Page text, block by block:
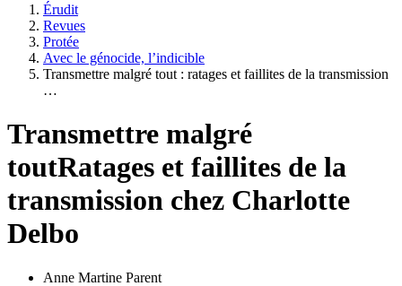
Érudit
Revues
Protée
Avec le génocide, l’indicible
Transmettre malgré tout : ratages et faillites de la transmission
…
Transmettre malgré
toutRatages et faillites de la
transmission chez Charlotte
Delbo
Anne Martine Parent